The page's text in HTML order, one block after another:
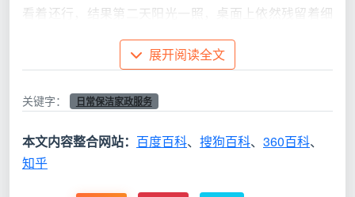
看着还行，结果第二天阳光一照，桌面上依然残留着细
微的灰尘水印。这往往缺失的是标准化的作业“宏观秩
曾经有过不太愉快的体验的市民都知道：如果缺乏
标准规范，一些保洁员可能会拿着一条毛巾擦完马桶又
去抹桌子，不仅造成交叉污染，而且清洁顺序紊乱，导
致边打扫边二次污染。
而在这方面，天均安洁保洁要求保洁员带齐多达
展开阅读全文
关键字： 日常保洁家政服务
本文内容整合网站： 百度百科、 搜狗百科、 360百科、
知乎